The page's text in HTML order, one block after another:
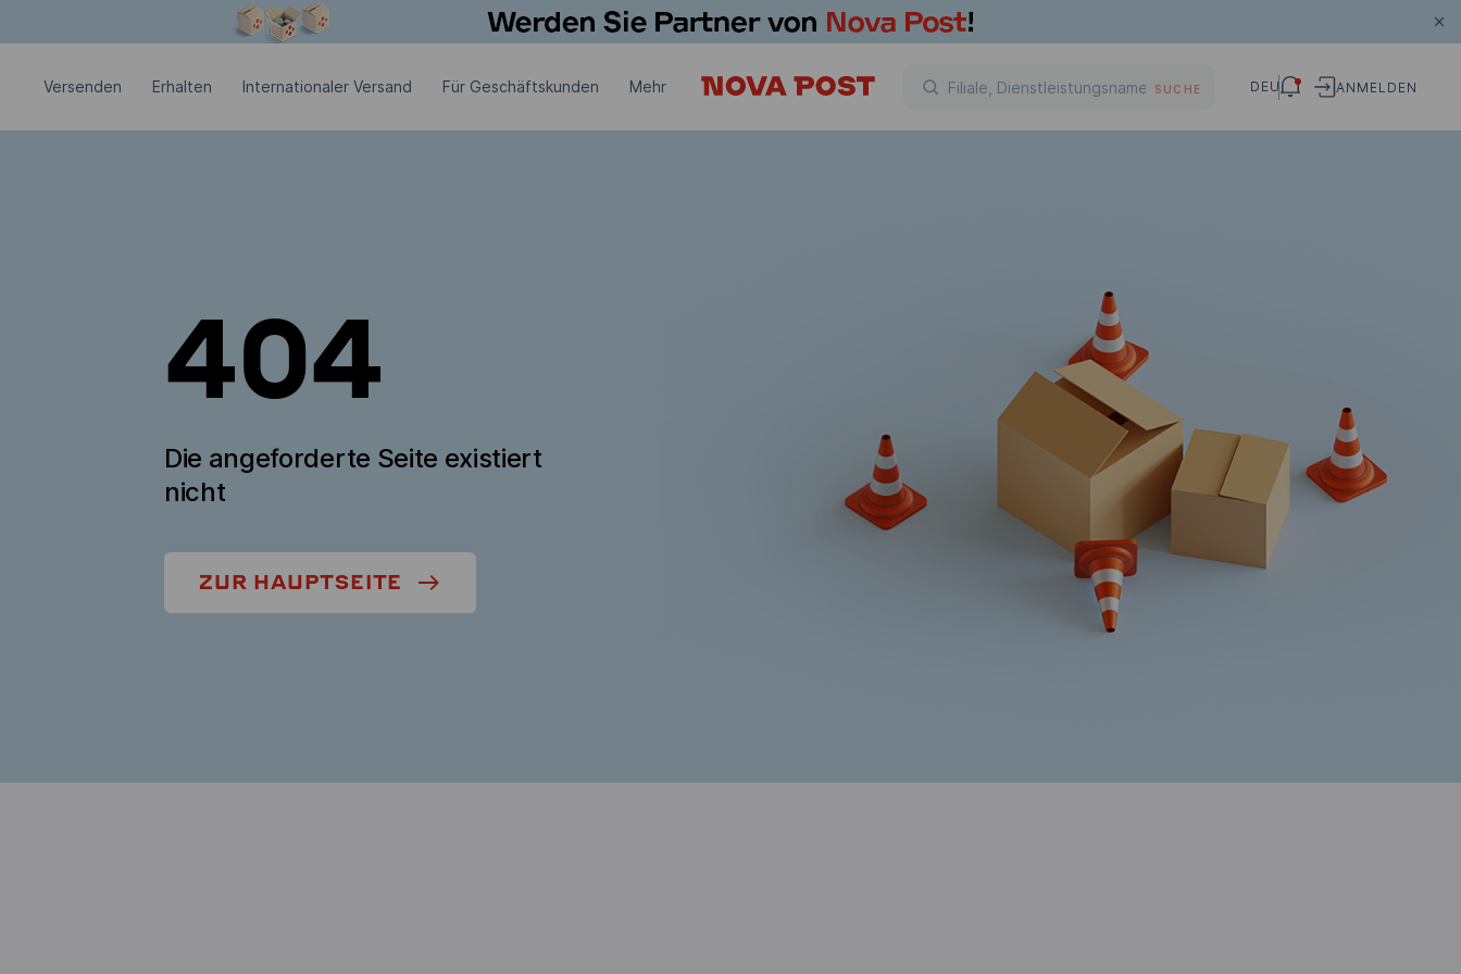
Versenden Erhalten Internationaler Versand Für Geschäftskunden Mehr SUCHE DEU ANMELDEN
404
Die angeforderte Seite existiert
nicht
ZUR HAUPTSEITE
Modales Fenster ist geöffnet